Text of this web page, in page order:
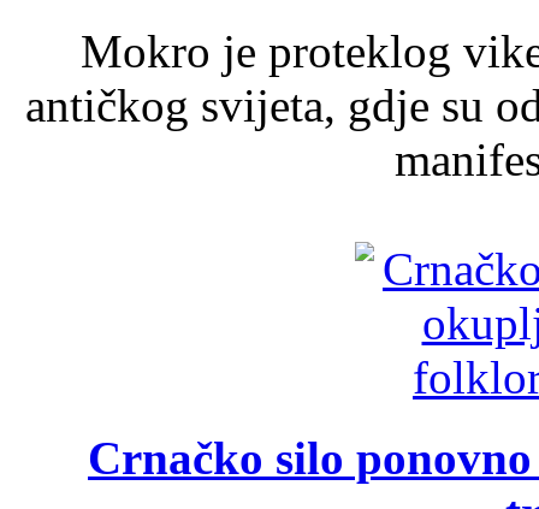
Mokro je proteklog
antičkog svijeta, gdje su
Crnačko silo